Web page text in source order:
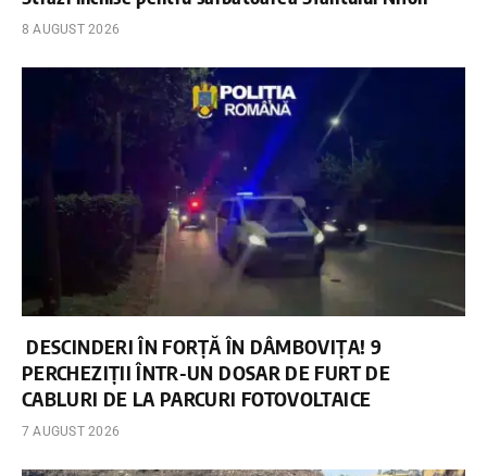
8 AUGUST 2026
DESCINDERI ÎN FORȚĂ ÎN DÂMBOVIȚA! 9
PERCHEZIȚII ÎNTR-UN DOSAR DE FURT DE
CABLURI DE LA PARCURI FOTOVOLTAICE
7 AUGUST 2026